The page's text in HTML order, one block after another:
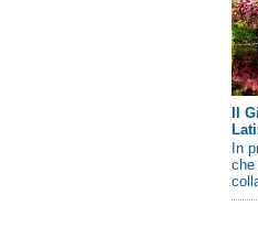
Il
In
che